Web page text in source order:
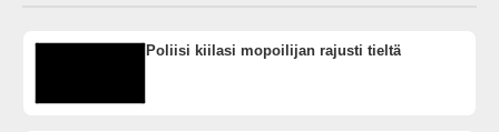
Poliisi kiilasi mopoilijan rajusti tieltä